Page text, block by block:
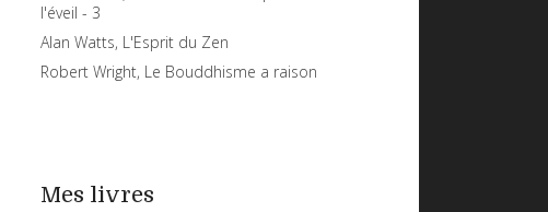
l'éveil - 3
Alan Watts, L'Esprit du Zen
Robert Wright, Le Bouddhisme a raison
Mes livres